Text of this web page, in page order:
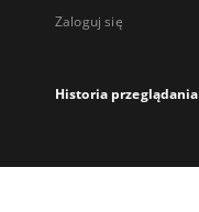
Zaloguj się
Historia przeglądania